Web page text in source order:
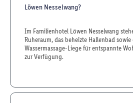
Löwen Nesselwang?
Im Familienhotel Löwen Nesselwang
Ruheraum, das beheizte Hallenbad
Wassermassage-Liege für entspannte
zur Verfügung.